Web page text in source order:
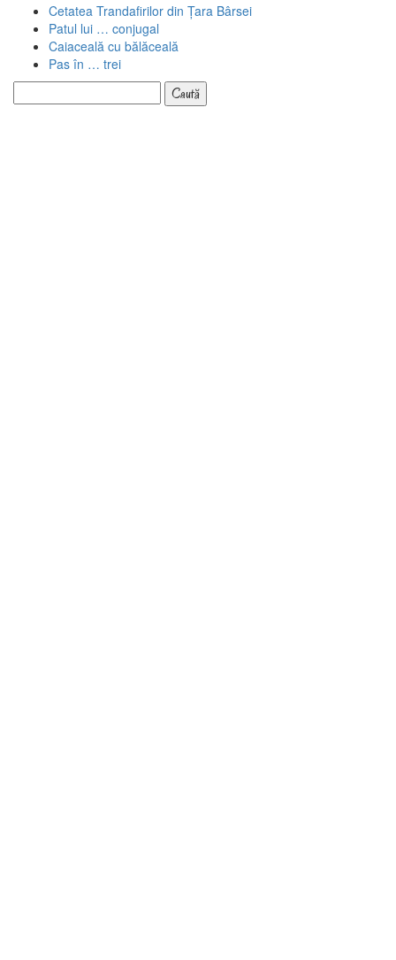
Cetatea Trandafirilor din Țara Bârsei
Patul lui … conjugal
Caiaceală cu bălăceală
Pas în … trei
după: